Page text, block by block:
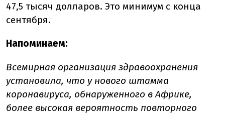
47,5 тысяч долларов. Это минимум с конца
сентября.
Напоминаем:
Всемирная организация здравоохранения
установила, что у нового штамма
коронавируса, обнаруженного в Африке,
более высокая вероятность повторного